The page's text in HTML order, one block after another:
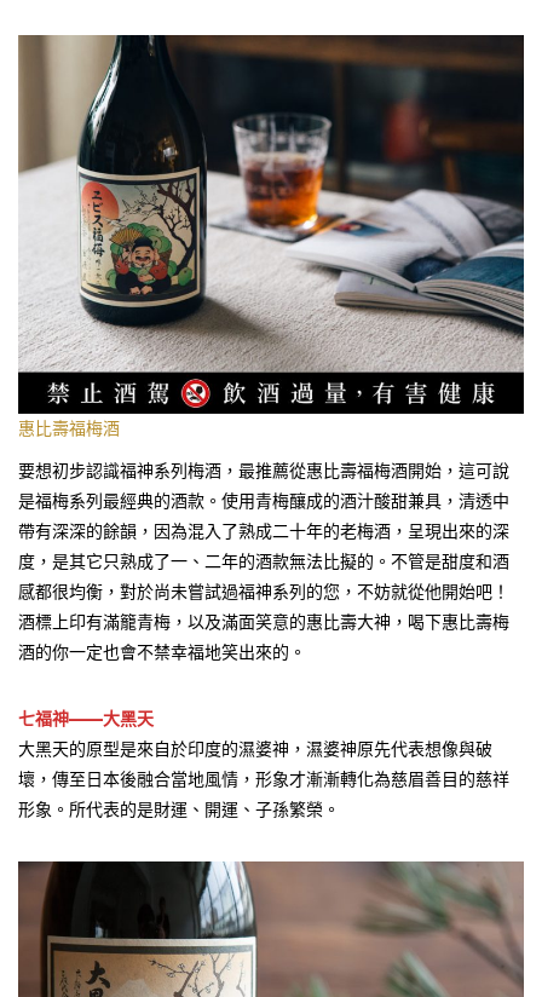
惠比壽福梅酒
要想初步認識福神系列梅酒，最推薦從惠比壽福梅酒開始，這可說
是福梅系列最經典的酒款。使用青梅釀成的酒汁酸甜兼具，清透中
帶有深深的餘韻，因為混入了熟成二十年的老梅酒，呈現出來的深
度，是其它只熟成了一、二年的酒款無法比擬的。不管是甜度和酒
感都很均衡，對於尚未嘗試過福神系列的您，不妨就從他開始吧！
酒標上印有滿籠青梅，以及滿面笑意的惠比壽大神，喝下惠比壽梅
酒的你一定也會不禁幸福地笑出來的。
七福神——大黑天
大黑天的原型是來自於印度的濕婆神，濕婆神原先代表想像與破
壞，傳至日本後融合當地風情，形象才漸漸轉化為慈眉善目的慈祥
形象。所代表的是財運、開運、子孫繁榮。